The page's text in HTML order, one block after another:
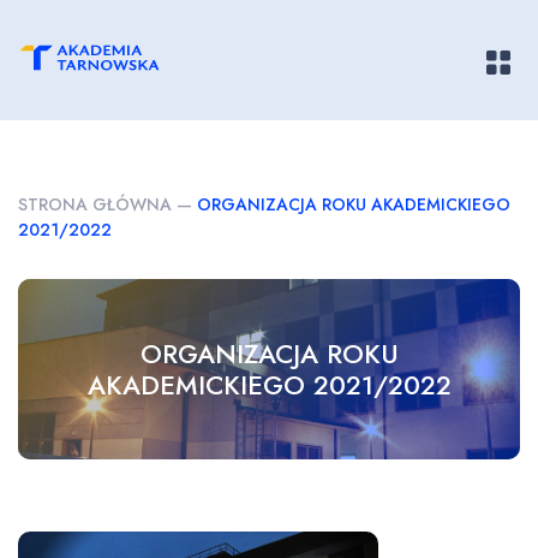
STRONA GŁÓWNA — ORGANIZACJA ROKU AKADEMICKIEGO
2021/2022
ORGANIZACJA ROKU
AKADEMICKIEGO 2021/2022